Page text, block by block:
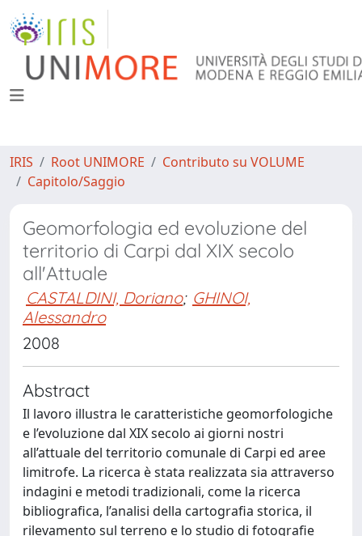
IRIS Root UNIMORE
Contributo su VOLUME
Capitolo/Saggio
Geomorfologia ed evoluzione del
territorio di Carpi dal XIX secolo
all'Attuale
CASTALDINI, Doriano; GHINOI,
Alessandro
2008
Abstract
Il lavoro illustra le caratteristiche geomorfologiche
e l’evoluzione dal XIX secolo ai giorni nostri
all’attuale del territorio comunale di Carpi ed aree
limitrofe. La ricerca è stata realizzata sia attraverso
indagini e metodi tradizionali, come la ricerca
bibliografica, l’analisi della cartografia storica, il
rilevamento sul terreno e lo studio di fotografie